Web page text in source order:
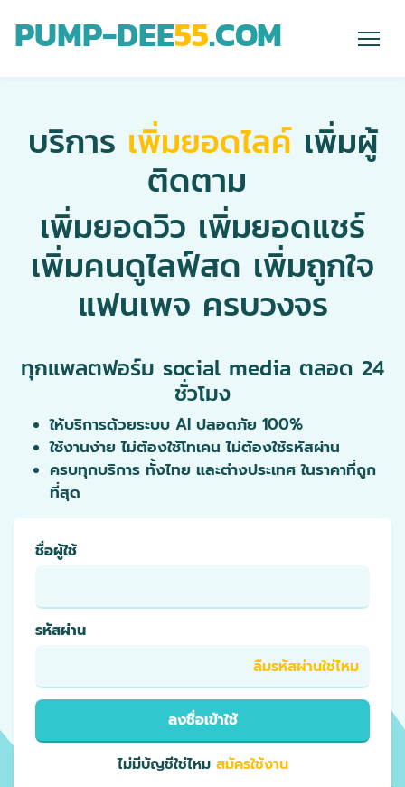
PUMP-DEE55.COM
บริการ เพิ่มยอดไลค์เพิ่มผู้
ติดตาม
เพิ่มยอดวิว เพิ่มยอดแชร์
เพิ่มคนดูไลฟ์สด เพิ่มถูกใจ
แฟนเพจ ครบวงจร
ทุกแพลตฟอร์ม social media ตลอด 24
ชั่วโมง
ให้บริการด้วยระบบ AI ปลอดภัย 100%
ใช้งานง่าย ไม่ต้องใช้โทเคน ไม่ต้องใช้รหัสผ่าน
ครบทุกบริการ ทั้งไทย และต่างประเทศ ในราคาที่ถูก
ที่สุด
ชื่อผู้ใช้
รหัสผ่าน
ลืมรหัสผ่านใช่ไหม
ลงชื่อเข้าใช้
ไม่มีบัญชีใช่ไหม สมัครใช้งาน